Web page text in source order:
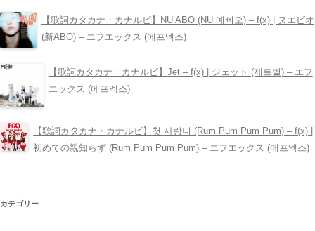
【歌詞カタカナ・カナルビ】NU ABO (NU 예삐오) – ​f(x) | ヌエビオ
(新ABO) – エフエックス (에프엑스)
【歌詞カタカナ・カナルビ】Jet – ​f(x) | ジェット (제트별) – エフ
エックス (에프엑스)
【歌詞カタカナ・カナルビ】첫 사랑니 (Rum Pum Pum Pum) – ​f(x) |
初めての親知らず (Rum Pum Pum Pum) – エフエックス (에프엑스)
カテゴリー